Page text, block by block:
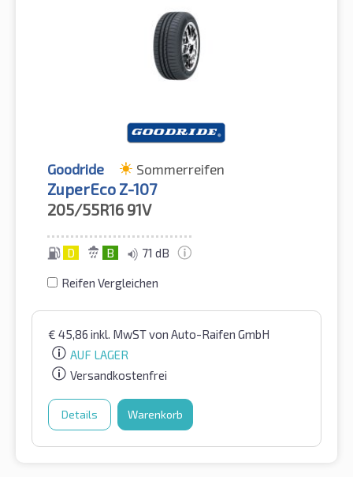
Goodride Sommerreifen
ZuperEco Z-107
205/55R16 91V
D B 71 dB
Reifen Vergleichen
€ 45,86 inkl. MwSTvon Auto-Raifen GmbH
AUF LAGER
Versandkostenfrei
Details Warenkorb